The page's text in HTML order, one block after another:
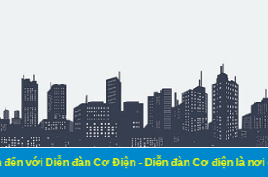
đàn Cơ Điện - Diễn đàn Cơ điện là nơi chia sẽ